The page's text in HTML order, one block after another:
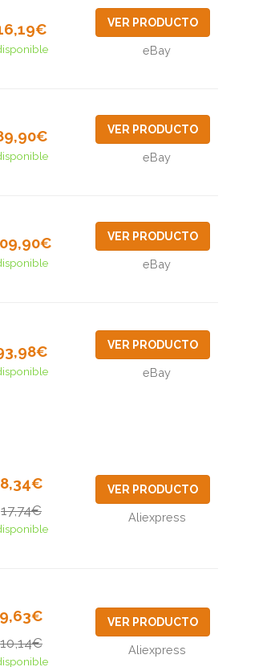
VER PRODUCTO
eBay
VER PRODUCTO
eBay
VER PRODUCTO
eBay
VER PRODUCTO
eBay
8,34€
17,74€
VER PRODUCTO
Aliexpress
9,63€
10,14€
VER PRODUCTO
Aliexpress